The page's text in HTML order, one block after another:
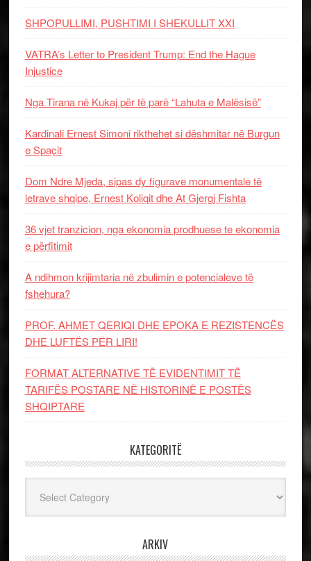
SHPOPULLIMI, PUSHTIMI I SHEKULLIT XXI
VATRA’s Letter to President Trump: End the Hague
Injustice
Nga Tirana në Kukaj për të parë “Lahuta e Malësisë”
Kardinali Ernest Simoni rikthehet si dëshmitar në Burgun
e Spaçit
Dom Ndre Mjeda, sipas dy figurave monumentale të
letrave shqipe, Ernest Koliqit dhe At Gjergj Fishta
36 vjet tranzicion, nga ekonomia prodhuese te ekonomia
e përfitimit
A ndihmon krijimtaria në zbulimin e potencialeve të
fshehura?
PROF. AHMET QERIQI DHE EPOKA E REZISTENCЁS
DHE LUFTЁS PЁR LIRI!
FORMAT ALTERNATIVE TË EVIDENTIMIT TË
TARIFËS POSTARE NË HISTORINË E POSTËS
SHQIPTARE
KATEGORITË
ARKIV